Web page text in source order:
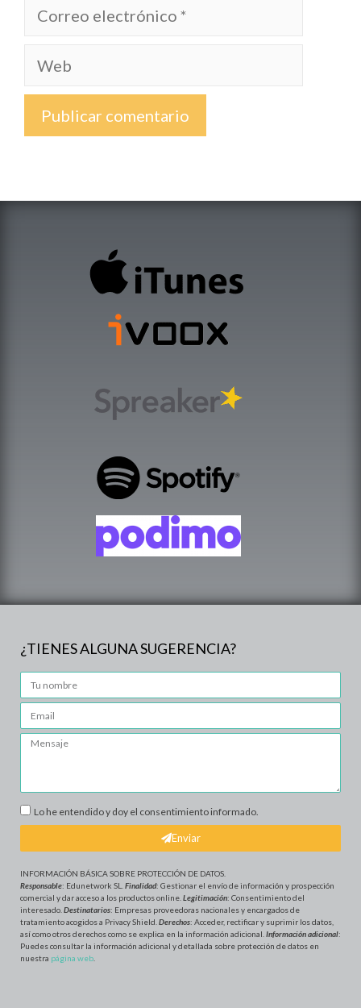
¿TIENES ALGUNA SUGERENCIA?
Lo he entendido y doy el consentimiento informado.
Enviar
INFORMACIÓN BÁSICA SOBRE PROTECCIÓN DE DATOS
Responsable: Edunetwork SL. Finalidad: Gestionar el envío de información y prospección
comercial y dar acceso a los productos online. Legitimación: Consentimiento del
interesado. Destinatarios: Empresas proveedoras nacionales y encargados de
tratamiento acogidos a Privacy Shield. Derechos: Acceder, rectificar y suprimir los datos,
así como otros derechos como se explica en la información adicional. Información adicional:
Puedes consultar la información adicional y detallada sobre protección de datos en
nuestra página web